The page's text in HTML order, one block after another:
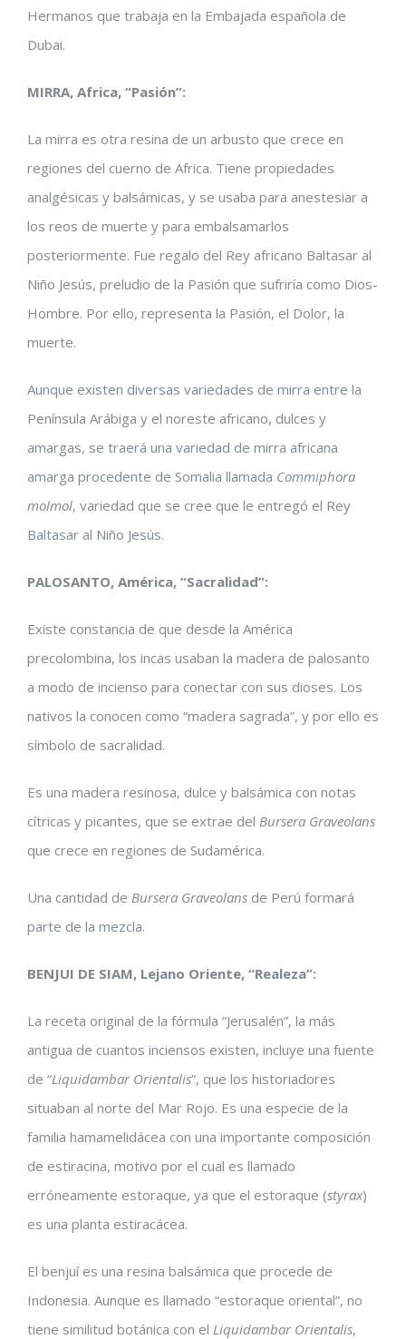
Hermanos que trabaja en la Embajada española de
Dubai.
MIRRA, Africa, “Pasión”:
La mirra es otra resina de un arbusto que crece en
regiones del cuerno de Africa. Tiene propiedades
analgésicas y balsámicas, y se usaba para anestesiar a
los reos de muerte y para embalsamarlos
posteriormente. Fue regalo del Rey africano Baltasar al
Niño Jesús, preludio de la Pasión que sufriría como Dios-
Hombre. Por ello, representa la Pasión, el Dolor, la
muerte.
Aunque existen diversas variedades de mirra entre la
Península Arábiga y el noreste africano, dulces y
amargas, se traerá una variedad de mirra africana
amarga procedente de Somalia llamada Commiphora
molmol, variedad que se cree que le entregó el Rey
Baltasar al Niño Jesús.
PALOSANTO, América, “Sacralidad”:
Existe constancia de que desde la América
precolombina, los incas usaban la madera de palosanto
a modo de incienso para conectar con sus dioses. Los
nativos la conocen como “madera sagrada”, y por ello es
símbolo de sacralidad.
Es una madera resinosa, dulce y balsámica con notas
cítricas y picantes, que se extrae del Bursera Graveolans
que crece en regiones de Sudamérica.
Una cantidad de Bursera Graveolans de Perú formará
parte de la mezcla.
BENJUI DE SIAM, Lejano Oriente, “Realeza”:
La receta original de la fórmula “Jerusalén”, la más
antigua de cuantos inciensos existen, incluye una fuente
de “Liquidambar Orientalis”, que los historiadores
situaban al norte del Mar Rojo. Es una especie de la
familia hamamelidácea con una importante composición
de estiracina, motivo por el cual es llamado
erróneamente estoraque, ya que el estoraque (styrax)
es una planta estiracácea.
El benjuí es una resina balsámica que procede de
Indonesia. Aunque es llamado “estoraque oriental”, no
tiene similitud botánica con el Liquidambar Orientalis,